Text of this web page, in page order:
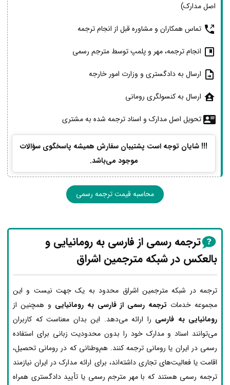
اصل مدارک)
تماس همکاران و مشاوره قبل از انجام ترجمه
انجام ترجمه، مهر و پلمپ توسط مترجم رسمی
ارسال به دادگستری و وزارت امور خارجه
ارسال به کنسولگری رومانی
تحویل اصل مدارک و اسناد ترجمه شده به مشتری
!!! شایان توجه است پشتیبان سفارش همیشه پاسخگوی سؤالات
موجود می‌باشد.
محاسبه قیمت ترجمه رسمی
ترجمه رسمی از فارسی به رومانیایی و
بالعکس در شبکه مترجمین اشراق
ترجمه در شبکه مترجمین اشراق محدود به یک جهت نیست و این
مجموعه خدمات ترجمه رسمی از فارسی به رومانیایی و همچنین از
رومانیایی به فارسی را ارائه می‌دهد. این بدان معناست که کاربران
می‌توانند اسناد و مدارک خود را بدون محدودیت زبانی برای استفاده
رسمی در ایران یا رومانی ترجمه کنند. هم‌وطنانی که در رومانی تحصیل،
اقامت یا فعالیت‌های تجاری داشته‌اند، برای ارائه مدارک در ایران نیازمند
ترجمه رسمی هستند که با مهر مترجم رسمی یا تأیید دادگستری همراه